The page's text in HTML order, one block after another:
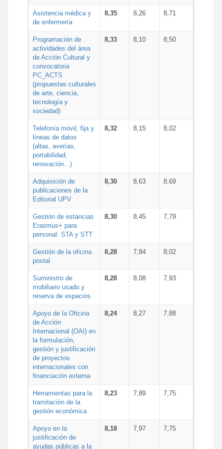
Asistencia médica y
de enfermería
8,35 8,26 8,71
Programación de
actividades del área
de Acción Cultural y
convocatoria
PC_ACTS
(propuestas culturales
de arte, ciencia,
tecnología y
sociedad)
8,33 8,10 8,50
Telefonía móvil, fija y
líneas de datos
(altas, averías,
portabilidad,
renovación...)
8,32 8,15 8,02
Adquisición de
publicaciones de la
Editorial UPV
8,30 8,63 8,69
Gestión de estancias
Erasmus+ para
personal: STA y STT
8,30 8,45 7,79
Gestión de la oficina
postal
8,28 7,84 8,02
Suministro de
mobiliario usado y
reserva de espacios
8,28 8,08 7,93
Apoyo de la Oficina
de Acción
Internacional (OAI) en
la formulación,
gestión y justificación
de proyectos
internacionales con
financiación externa
8,24 8,27 7,88
Herramientas para la
tramitación de la
gestión económica
8,23 7,89 7,75
Apoyo en la
justificación de
ayudas públicas a la
8,18 7,97 7,75